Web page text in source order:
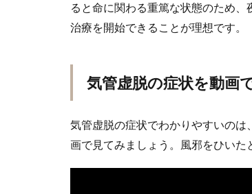
ると命に関わる重篤な状態のため
治療を開始できることが理想です。
気管虚脱の症状を動画
気管虚脱の症状でわかりやすいの
画で見てみましょう。風邪をひいた